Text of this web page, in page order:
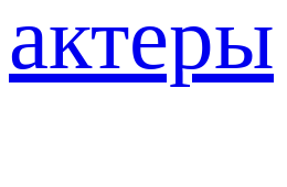
актеры